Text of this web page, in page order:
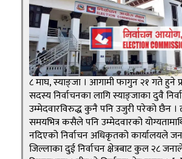
८ माघ, स्याङ्जा । आगामी फागुन २१ गते हुने
सदस्य निर्वाचनका लागि स्याङ्जाका दुवै
उम्मेदवारविरुद्ध कुनै पनि उजुरी परेको छैन ।
समयभित्र कसैले पनि उम्मेदवारको
नदिएको निर्वाचन अधिकृतको कार्यालयले
जिल्लाका दुई निर्वाचन क्षेत्रबाट कुल २८